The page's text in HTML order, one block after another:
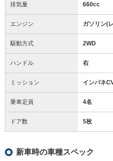
排気量 660cc
エンジン ガソリン(
駆動方式 2WD
ハンドル 右
ミッション インパネ
乗車定員 4名
ドア数 5枚
新車時の車種スペック